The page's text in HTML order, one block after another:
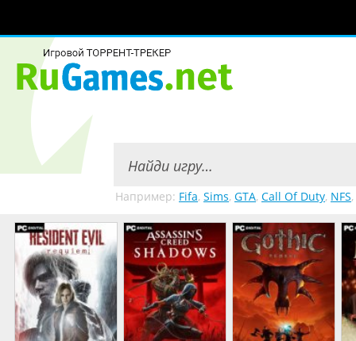
Например: Fifa, Sims, GTA, Call Of Duty, NFS,